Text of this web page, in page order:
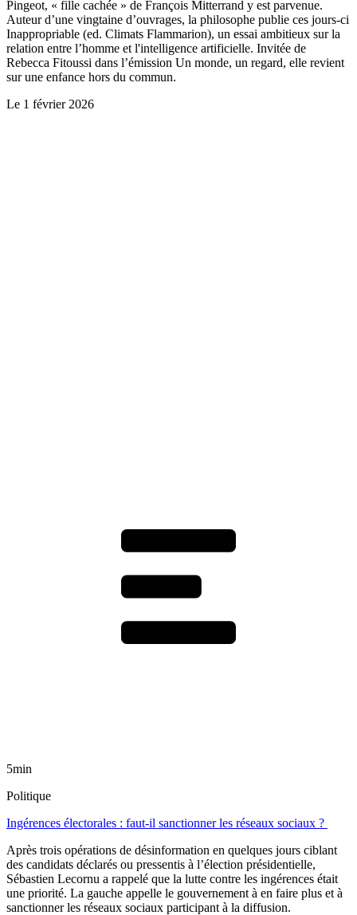
Pingeot, « fille cachée » de François Mitterrand y est parvenue.
Auteur d’une vingtaine d’ouvrages, la philosophe publie ces jours-ci
Inappropriable (ed. Climats Flammarion), un essai ambitieux sur la
relation entre l’homme et l'intelligence artificielle. Invitée de
Rebecca Fitoussi dans l’émission Un monde, un regard, elle revient
sur une enfance hors du commun.
Le 1 février 2026
5min
Politique
Ingérences électorales : faut-il sanctionner les réseaux sociaux ?
Après trois opérations de désinformation en quelques jours ciblant
des candidats déclarés ou pressentis à l’élection présidentielle,
Sébastien Lecornu a rappelé que la lutte contre les ingérences était
une priorité. La gauche appelle le gouvernement à en faire plus et à
sanctionner les réseaux sociaux participant à la diffusion.